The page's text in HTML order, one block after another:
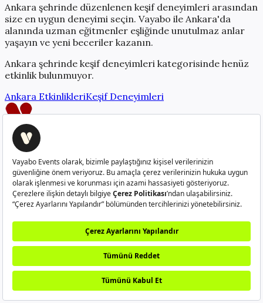
Ankara şehrinde düzenlenen keşif deneyimleri arasından
size en uygun deneyimi seçin. Vayabo ile Ankara'da
alanında uzman eğitmenler eşliğinde unutulmaz anlar
yaşayın ve yeni beceriler kazanın.
Ankara şehrinde keşif deneyimleri kategorisinde henüz
etkinlik bulunmuyor.
Ankara EtkinlikleriKeşif Deneyimleri
Creatorlerı güçlendiren platform
info@vayabo.com
+90 532 429 37 05
HakkımızdaNasıl Çalışır?Sıkça Sorulan SorularCreator
Kullanım KoşullarıGizlilik PolitikasıKullanıcı Aydınlatma
Metni
Veri Sahibi Başvuru Formu
©2026Vayabo. Tüm hakları saklıdır.